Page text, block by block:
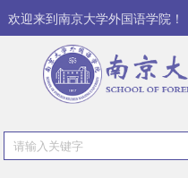
欢迎来到南京大学外国语学院！